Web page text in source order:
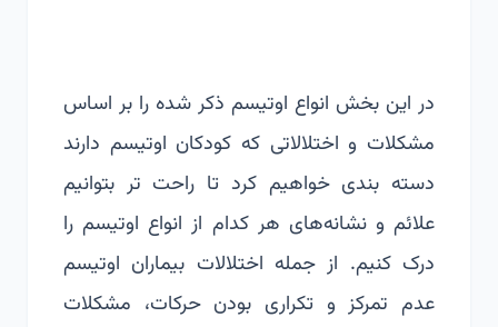
در این بخش انواع اوتیسم ذکر شده را بر اساس
مشکلات و اختلالاتی که کودکان اوتیسم دارند
دسته بندی خواهیم کرد تا راحت تر بتوانیم
علائم و نشانه‌های هر کدام از انواع اوتیسم را
درک کنیم. از جمله اختلالات بیماران اوتیسم
عدم تمرکز و تکراری بودن حرکات، مشکلات